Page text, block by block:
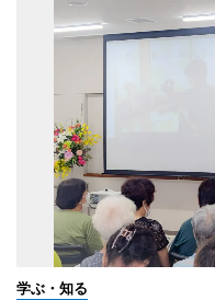
学ぶ・知る